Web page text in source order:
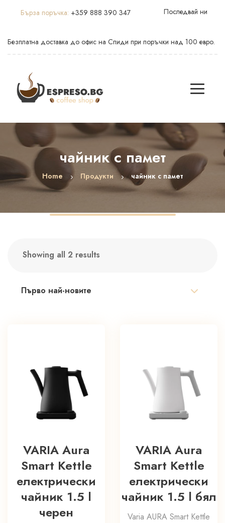
Бърза поръчка: +359 888 390 347 Последвай ни
Безплатна доставка до офис на Спиди при поръчки над 100 евро.
чайник с памет
Home Продукти чайник с памет
Showing all 2 results
VARIA Aura
Smart Kettle
електрически
чайник 1.5 l
черен
VARIA Aura
Smart Kettle
електрически
чайник 1.5 l бял
Varia AURA Smart Kettle